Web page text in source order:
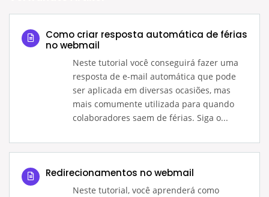
Como criar resposta automática de férias
no webmail
Neste tutorial você conseguirá fazer uma
resposta de e-mail automática que pode
ser aplicada em diversas ocasiões, mas
mais comumente utilizada para quando
colaboradores saem de férias. Siga o...
Redirecionamentos no webmail
Neste tutorial, você aprenderá como